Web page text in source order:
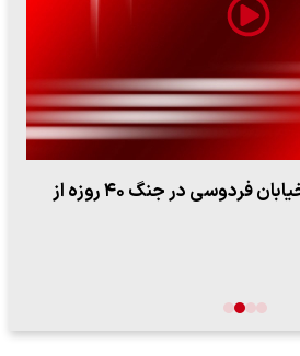
ببینید| لحظه بمباران خیابان فردوسی در جنگ ۴۰ روزه از